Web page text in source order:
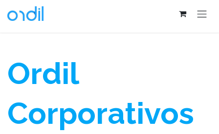
Ir al contenido
Ordil
Corporativos